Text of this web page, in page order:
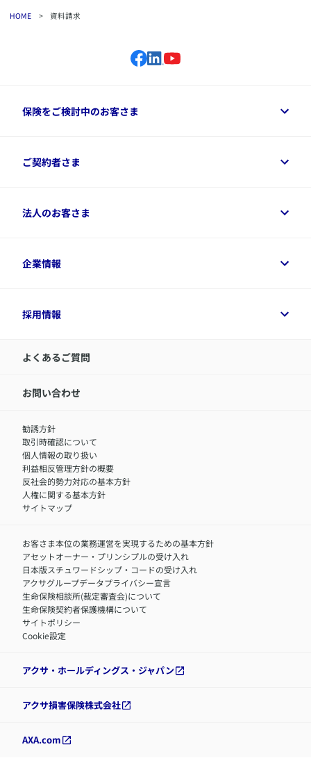
HOME > 資料請求
保険をご検討中のお客さま
保険をご検討中のお客さまトップ
資料請求
変額保険各種情報
ご契約者さま
ご契約者さまトップ
デジタル約款
令和8年（2026年）分の生命保険料控除証明書について
アクサのネット完結保険（旧アクサダイレクト生命）
法人のお客さま
法人のお客さまトップ
経営者サポートサービス
企業情報
企業情報トップ
アクサ生命が選ばれる理由
IR情報
サステナビリティの取り組み
​お客さまを金融犯罪からお守りするために
アクサグループについて
採用情報
採用情報トップ
中途採用：内勤正社員
職）
中途採用：フィナンシャルプラン・アドバイザー（営業職）
障害者採用
よくあるご質問
お問い合わせ
勧誘方針
取引時確認について
個人情報の取り扱い
利益相反管理方針の概要
反社会的勢力対応の基本方針
人権に関する基本方針
サイトマップ
お客さま本位の業務運営を実現するための基本方針
アセットオーナー・プリンシプルの受け入れ
日本版スチュワードシップ・コードの受け入れ
アクサグループデータプライバシー宣言
生命保険相談所(裁定審査会)について
生命保険契約者保護機構について
サイトポリシー
Cookie設定
アクサ・ホールディングス・ジャパン
アクサ損害保険株式会社
AXA.com